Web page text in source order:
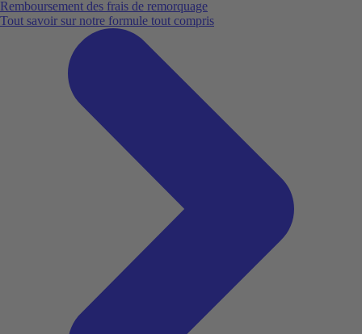
Remboursement des frais de remorquage
Tout savoir sur notre formule tout compris